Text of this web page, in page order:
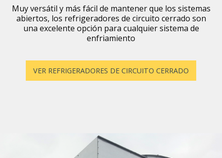
Muy versátil y más fácil de mantener que los sistemas
abiertos, los refrigeradores de circuito cerrado son
una excelente opción para cualquier sistema de
enfriamiento
VER REFRIGERADORES DE CIRCUITO CERRADO